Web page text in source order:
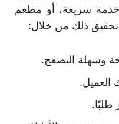
خدمة سريعة، أو مطعم
ذلك من خلال:
وسهلة التصفح.
العميل.
طلبًا.